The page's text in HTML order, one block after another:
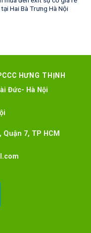
tại Hai Bà Trưng Hà Nội
HƯNG THỊNH
Đức- Hà Nội
Quận 7, TP HCM